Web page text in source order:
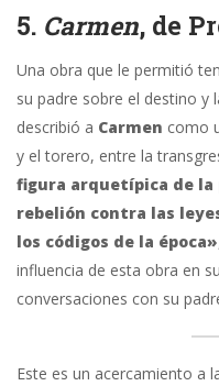
5. Carmen, de
Una obra que le permitió
su padre sobre el destino y
describió a Carmen como
y el torero, entre la
figura arquetípica de la
rebelión contra las
los códigos de la época»
influencia de esta obra en
conversaciones con su
Este es un acercamiento a